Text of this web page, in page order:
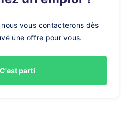
vous contacterons dès
une offre pour vous.
C'est parti